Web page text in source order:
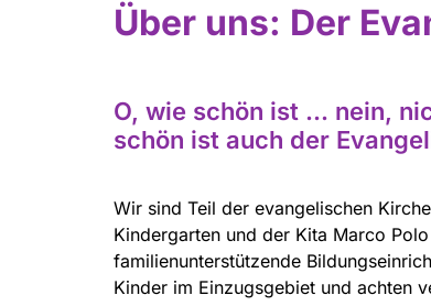
Über uns: Der
O, wie schön ist ... nein,
schön ist auch der
Wir sind Teil der evangelischen
Kindergarten und der Kita Marco
familienunterstützende
Kinder im Einzugsgebiet und achten